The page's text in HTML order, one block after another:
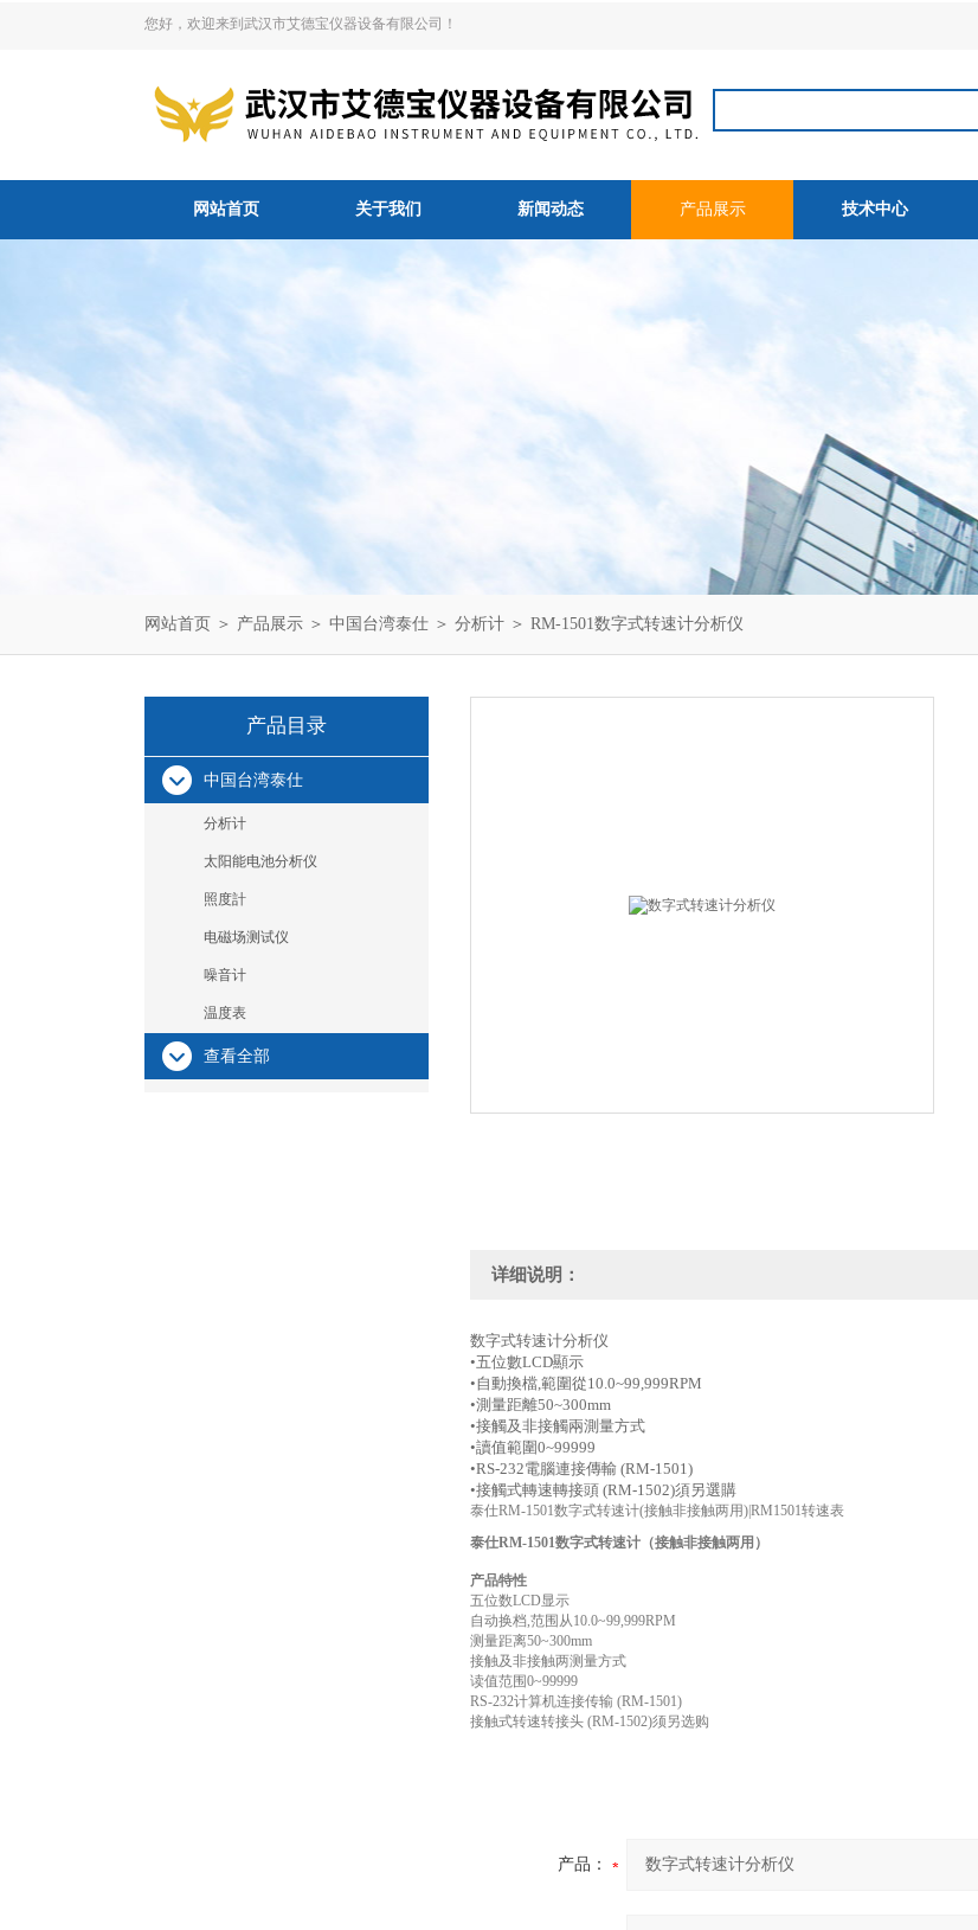
您好，欢迎来到武汉市艾德宝仪器设备有限公司！
网站首页 关于我们 新闻动态 产品展示 技术中心
网站首页 ＞ 产品展示 ＞ 中国台湾泰仕 ＞ 分析计 ＞ RM-1501数字式转速计分析仪
产品目录
中国台湾泰仕
分析计
太阳能电池分析仪
照度計
电磁场测试仪
噪音计
温度表
查看全部
详细说明：
数字式转速计分析仪
•五位數LCD顯示
•自動換檔,範圍從10.0~99,999RPM
•測量距離50~300mm
•接觸及非接觸兩測量方式
•讀值範圍0~99999
•RS-232電腦連接傳輸 (RM-1501)
•接觸式轉速轉接頭 (RM-1502)須另選購
泰仕RM-1501数字式转速计(接触非接触两用)|RM1501转速表
泰仕RM-1501数字式转速计（接触非接触两用）
产品特性
五位数LCD显示
自动换档,范围从10.0~99,999RPM
测量距离50~300mm
接触及非接触两测量方式
读值范围0~99999
RS-232计算机连接传输 (RM-1501)
接触式转速转接头 (RM-1502)须另选购
产品：